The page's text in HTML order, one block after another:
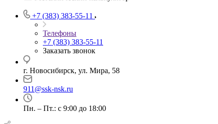
+7 (383) 383-55-11
Телефоны
+7 (383) 383-55-11
Заказать звонок
г. Новосибирск, ул. Мира, 58
911@ssk-nsk.ru
Пн. – Пт.: с 9:00 до 18:00